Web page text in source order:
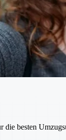
die besten